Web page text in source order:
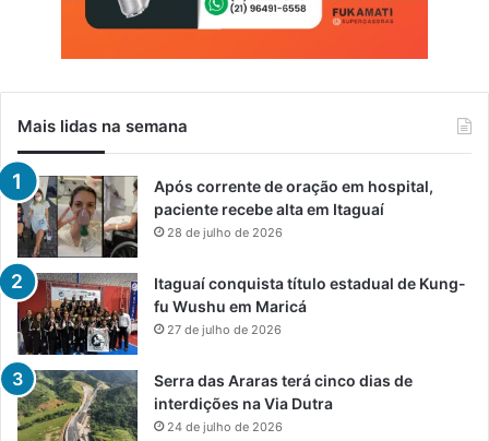
Mais lidas na semana
Após corrente de oração em hospital,
paciente recebe alta em Itaguaí
28 de julho de 2026
Itaguaí conquista título estadual de Kung-
fu Wushu em Maricá
27 de julho de 2026
Serra das Araras terá cinco dias de
interdições na Via Dutra
24 de julho de 2026